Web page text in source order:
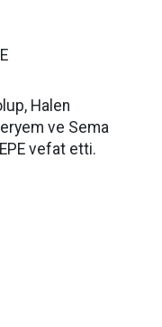
Halen
ve Sema
vefat etti.